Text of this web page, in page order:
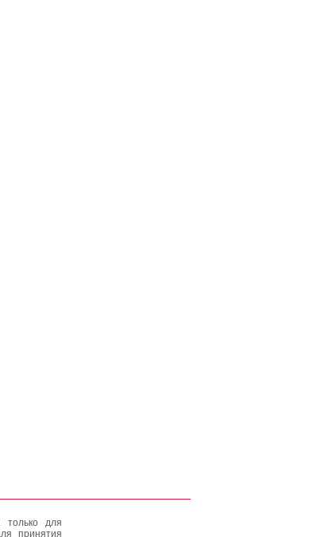
только для
принятия